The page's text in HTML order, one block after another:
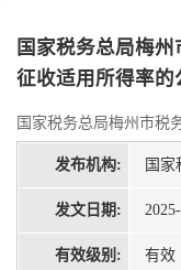
国家税务总局梅
征收适用所得率的
国家税务总局梅州市税
发布机构: 国
发文日期:
有效级别: 有效